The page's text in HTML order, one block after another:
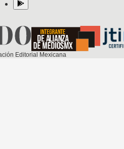
Editorial Mexicana